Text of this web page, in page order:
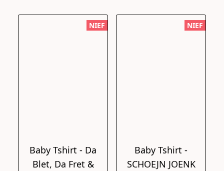
NIEF
Baby Tshirt - Da
Blet, Da Fret &
NIEF
Baby Tshirt -
SCHOEJN JOENK